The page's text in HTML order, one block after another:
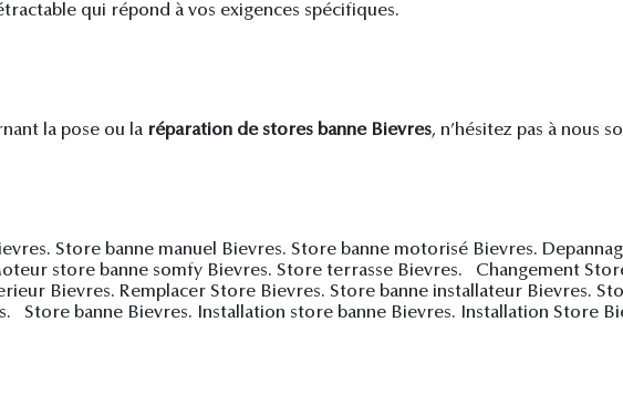
qui répond à vos exigences spécifiques.
la pose ou la réparation de stores banne Bievres, n’hésitez pas à nous
Store banne manuel Bievres. Store banne motorisé Bievres.
store banne somfy Bievres. Store terrasse Bievres. Changement
Bievres. Remplacer Store Bievres. Store banne installateur Bievres.
Store banne Bievres. Installation store banne Bievres. Installation Store